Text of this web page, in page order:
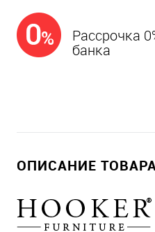
Рассрочка
банка
ОПИСАНИЕ